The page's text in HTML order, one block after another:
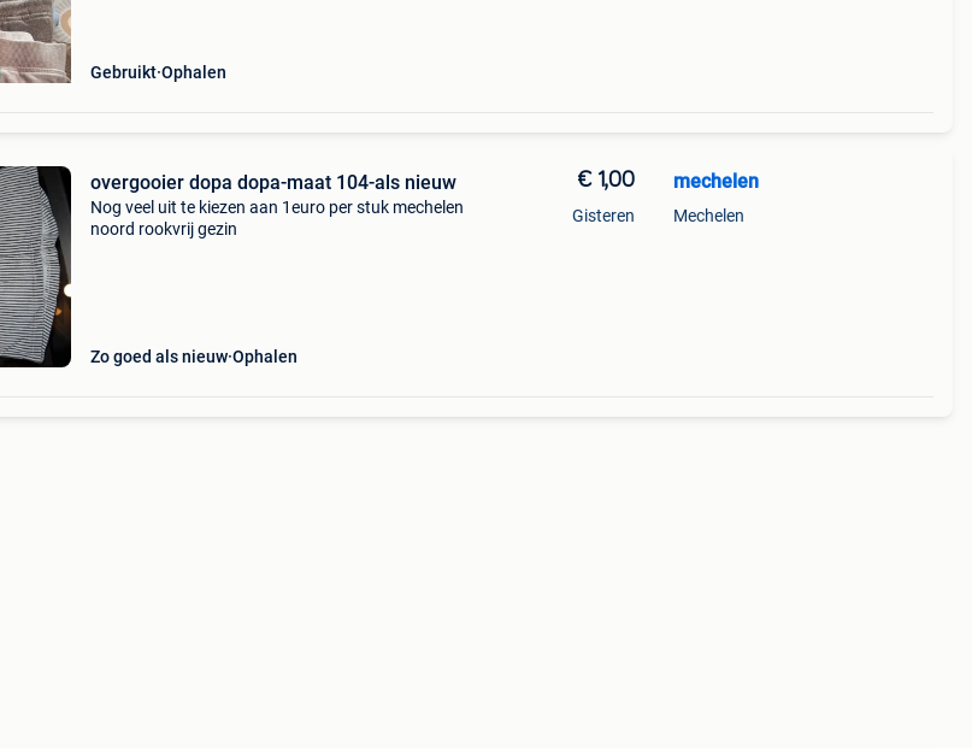
Gebruikt Ophalen
overgooier dopa dopa-maat 104-als nieuw
Nog veel uit te kiezen aan 1euro per stuk mechelen
noord rookvrij gezin
Zo goed als nieuw Ophalen
€ 1,00
Gisteren
mechelen
Mechelen